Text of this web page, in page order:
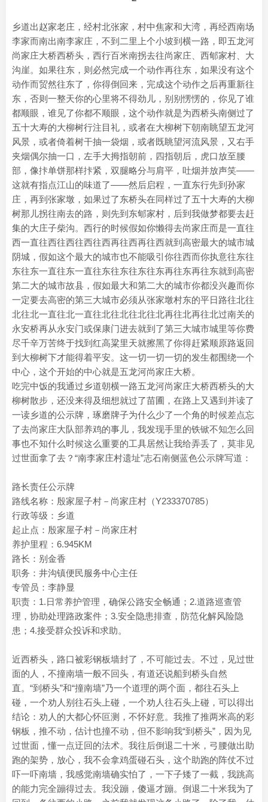
乡道出赵家老庄，经村北张家，村中焦家和大湾，再经西南场
李家而南出南李家庄，不到二里上个小坡到横一路，即五龙河
尚家庄大桥西桥头，西行百米南拐去往尚家庄、西郇家村、大
沟崖。如果往东，则必然完成一个动作再往东，如果没有这个
动作而贸然往东了，你得倒回来，完成这个动作之后再重新往
东，否则一整天你的心里将不得劲儿，别别愣愣的，你见了谁
都顺眼，谁见了你都不顺眼，这个动作就是为西桥头南侧过了
五十大寿的大柳树行注目礼，或者在大柳树下朝南眺望五龙河
风景，或者倚着树干抽一袋烟，或者既眺望河流风景，又右手
夹烟偶尔抽一口，左手大拇指朝前，四指朝后，虎口放至腰
部，像拤单饼那样拤紧，双腿略分与肩平，吐烟并放声笑——
这就有指点江山的味道了——然后启程，一直东行先到孙家
庄，再到张家墩，如果过了东桥头在同样过了五十大寿的大柳
树那儿拐往南去的路，则先到东郇家村，后到我做梦都要去赶
集的大庄子柴沟。西行的时候假如你懒得去尚家庄而是一直往
西一直往西往西往西往西再往西再往西就到高密最大的城市城
阴城，假如这个最大的城市也不能吸引你往西而你执意往东往
东往东一直往东一直往东往东往东往东再往东再往东就到高密
第二大的城市故县，假如最大和第二大的城市你都没兴趣而你
一定要去高密的第三大城市必须从张家墩村东的平日路往北往
北往北一直往北一直往北往北往北往北再往北再往北过南关的
永安桥再从永安门或保康门进去就到了第三大城市城里等你费
尽千辛万苦终于找到红高粱里天就擦黑了你得赶紧顺原路返回
到大柳树下才能得着平安。这一切一切一切的发生都围绕一个
中心，这个开始的中心就是五龙河尚家庄大桥。
吃完中饭的我通过乡道朝横一路五龙河尚家庄大桥西桥头的大
柳树散步，还没来得及细想就过了苗圃，在路上又遇到并读了
一读乡道的公示牌，琢磨牌子为什么少了一个角的时候差点忘
了去尚家庄大队部养鸡的事儿，我发现手里的铁锨不知怎么回
事也不知什么时候这么重要的工具居然让我给弄丢了，莫非见
过世面拿了去？“南李家庄村遗址”志石南侧蓝色公示牌写道：
路长责任公示牌
路线名称：殷家屋子村－尚家庄村（Y233370785）
行政等级：乡道
起止点：殷家屋子村－尚家庄村
养护里程：6.945KM
路长：别金香
职务：井沟镇便民服务中心主任
专管员：李静显
职责：1.日常养护管理，确保公路安全畅通；2.道路巡查管
理，协助处理路政案件；3.安全隐患排查，防范化解风险隐
患；4.接受群众投诉和求助。
近西桥头，路口被彩钢板墙封了，不可能过去。不过，见过世
面的人，不撞南墙一般不回头，有道还说船到桥头自然
直。“到桥头”和“撞南墙”乃一个道理的两个面，都往石头上
碰，一个劝人别往石头上碰，一个劝人往石头上碰，可以得出
结论：劝人的大都心怀叵测，不怀好意。我推了推两米高的彩
钢板，推不动，估计也撞不动，但不影响我“到桥头”，因为见
过世面，懂一点迂回的法术。我往后倒退二十米，弓腰做出助
跑的架势，放心，我不会拿鸡蛋碰石头，这个助跑的阵仗不过
吓一吓南墙，我感觉南墙确实怕了，一下子矮了一截，我跳高
的能力完全蹦得过去。我没蹦，傻逼才蹦。倒退二十米我为了